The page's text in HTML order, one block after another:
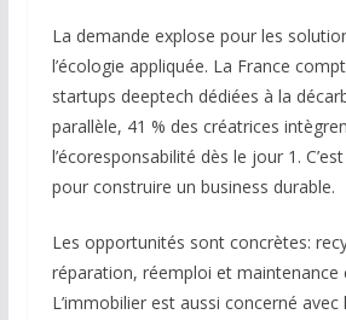
La demande explose pour les
l’écologie appliquée. La France
startups deeptech dédiées à la
parallèle, 41 % des créatrices
l’écoresponsabilité dès le jour 1.
pour construire un business durable.
Les opportunités sont concrètes:
réparation, réemploi et maintenance
L’immobilier est aussi concerné